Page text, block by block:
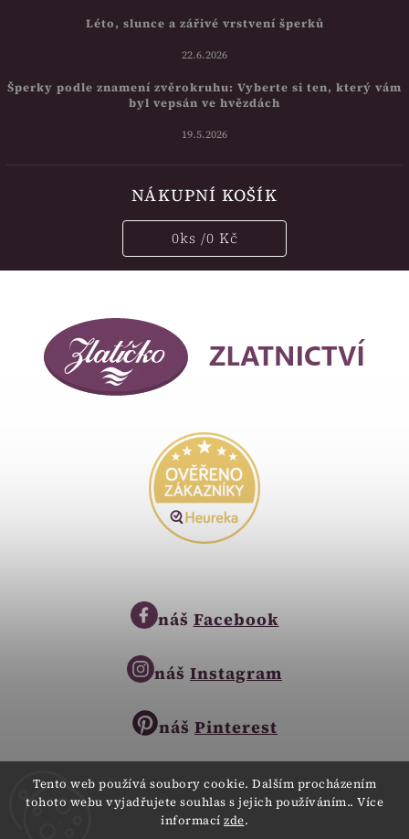
Tento web používá soubory cookie. Dalším procházením
tohoto webu vyjadřujete souhlas s jejich používáním.. Více
informací zde.
Léto, slunce a zářivé vrstvení šperků
22.6.2026
Šperky podle znamení zvěrokruhu: Vyberte si ten, který vám
byl vepsán ve hvězdách
19.5.2026
NÁKUPNÍ KOŠÍK
0ks /0 Kč
náš Facebook
náš Instagram
náš Pinterest
Copyright © 2023